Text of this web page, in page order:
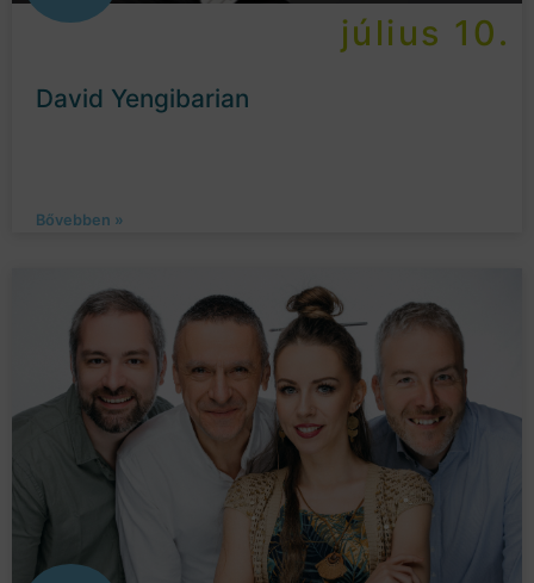
július 10.
David Yengibarian
Bővebben »